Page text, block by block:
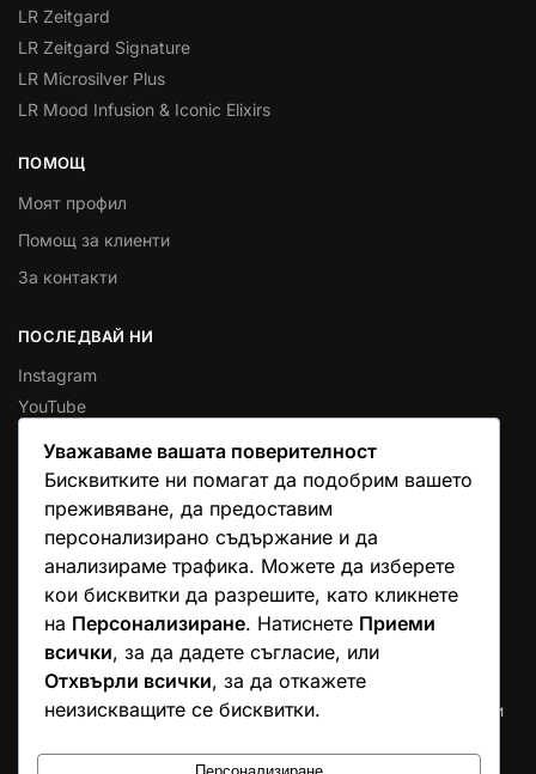
LR Zeitgard
LR Zeitgard Signature
LR Microsilver Plus
LR Mood Infusion & Iconic Elixirs
ПОМОЩ
Моят профил
Помощ за клиенти
За контакти
ПОСЛЕДВАЙ НИ
Instagram
YouTube
КОНТАКТИ
Телефон
Whatsapp
Viber
НАД 100 000 ДОВОЛНИ КЛИЕНТИ В ЦЯЛА ЕВРОПА
Над 96% от нашите потребители ни оценяват с 5 звезди
продуктите на LR от Aloeverabg.net. Доверието на стотици
доказателство за качеството, което предоставяме.
Уважаваме вашата поверителност
Бисквитките ни помагат да подобрим вашето
преживяване, да предоставим
персонализирано съдържание и да
анализираме трафика. Можете да изберете
кои бисквитки да разрешите, като кликнете
на Персонализиране. Натиснете Приеми
всички, за да дадете съгласие, или
Отхвърли всички, за да откажете
неизискващите се бисквитки.